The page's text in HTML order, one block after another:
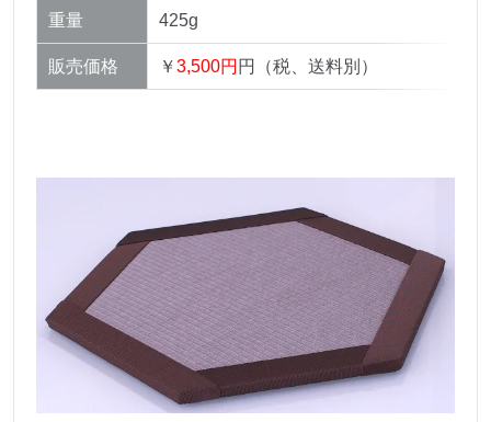
重量 425g
販売価格 ￥3,500円 円（税、送料別）